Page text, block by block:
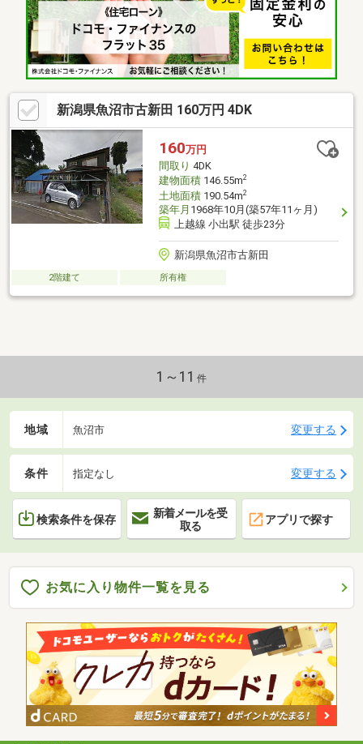
ョンフロア張替え、建具交換、クローゼット交換、シューズボッ
クス交換、給湯器交換、インターホン設置、火災警報器設置、照
明LED交換
新潟県魚沼市古新田 160万円 4DK
160万円
間取り 4DK
建物面積146.55m2
土地面積190.54m2
築年月 1968年10月(築57年11ヶ月)
上越線 小出駅 徒歩23分
新潟県魚沼市古新田
2階建て 所有権
1～11 件
地域 魚沼市 変更する
条件 指定なし 変更する
検索条件を保存
新着メールを受
取る
アプリで探す
お気に入り物件一覧を見る